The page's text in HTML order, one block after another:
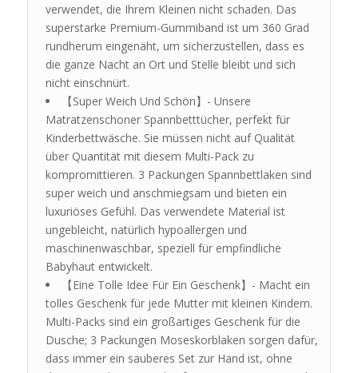
verwendet, die Ihrem Kleinen nicht schaden. Das
superstarke Premium-Gummiband ist um 360 Grad
rundherum eingenäht, um sicherzustellen, dass es
die ganze Nacht an Ort und Stelle bleibt und sich
nicht einschnürt.
【Super Weich Und Schön】- Unsere
Matratzenschoner Spannbetttücher, perfekt für
Kinderbettwäsche. Sie müssen nicht auf Qualität
über Quantität mit diesem Multi-Pack zu
kompromittieren. 3 Packungen Spannbettlaken sind
super weich und anschmiegsam und bieten ein
luxuriöses Gefühl. Das verwendete Material ist
ungebleicht, natürlich hypoallergen und
maschinenwaschbar, speziell für empfindliche
Babyhaut entwickelt.
【Eine Tolle Idee Für Ein Geschenk】- Macht ein
tolles Geschenk für jede Mutter mit kleinen Kindern.
Multi-Packs sind ein großartiges Geschenk für die
Dusche; 3 Packungen Moseskorblaken sorgen dafür,
dass immer ein sauberes Set zur Hand ist, ohne